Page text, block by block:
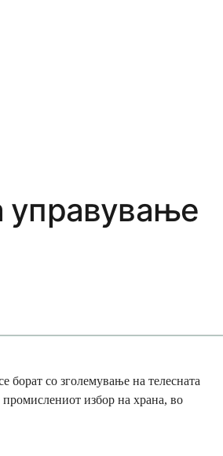
управување
со зголемување на телесната
избор на храна, во